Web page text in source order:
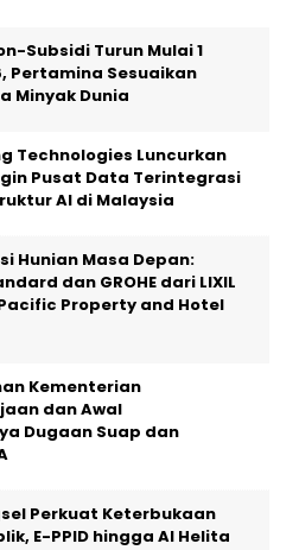
Subsidi Turun Mulai 1
Pertamina Sesuaikan
Minyak Dunia
Technologies Luncurkan
Pusat Data Terintegrasi
AI di Malaysia
Hunian Masa Depan:
dan GROHE dari LIXIL
Property and Hotel
Kementerian
dan Awal
Dugaan Suap dan
Perkuat Keterbukaan
E-PPID hingga AI Helita